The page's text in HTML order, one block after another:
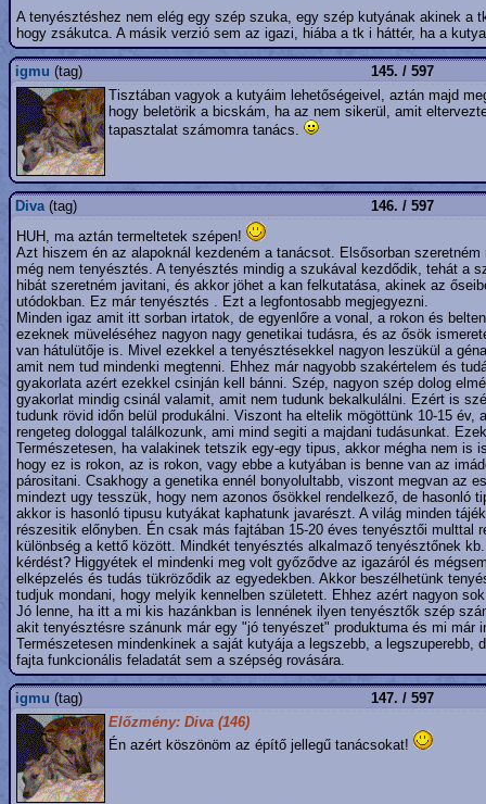
A tenyésztéshez nem elég egy szép szuka, egy szép kutyának akinek a
hogy zsákutca. A másik verzió sem az igazi, hiába a tk i háttér, ha a
igmu (tag)
145. / 597
Tisztában vagyok a kutyáim lehetőségeivel, aztán majd
hogy beletörik a bicskám, ha az nem sikerül, amit
tapasztalat számomra tanács.
Diva(tag)
146. / 597
HUH, ma aztán termeltetek szépen!
Azt hiszem én az alapoknál kezdeném a tanácsot. Elsősorban
még nem tenyésztés. A tenyésztés mindig a szukával kezdődik, tehát a
hibát szeretném javitani, és akkor jöhet a kan felkutatása, akinek az
utódokban. Ez már tenyésztés . Ezt a legfontosabb megjegyezni.
Minden igaz amit itt sorban irtatok, de egyenlőre a vonal, a rokon és
ezeknek müveléséhez nagyon nagy genetikai tudásra, és az ősök
van hátulütője is. Mivel ezekkel a tenyésztésekkel nagyon leszükül a
amit nem tud mindenki megtenni. Ehhez már nagyobb szakértelem és
gyakorlata azért ezekkel csinján kell bánni. Szép, nagyon szép dolog
gyakorlat mindig csinál valamit, amit nem tudunk bekalkulálni. Ezért is
tudunk rövid időn belül produkálni. Viszont ha eltelik mögöttünk 10-15
rengeteg dologgal találkozunk, ami mind segiti a majdani tudásunkat.
Természetesen, ha valakinek tetszik egy-egy tipus, akkor mégha nem
hogy ez is rokon, az is rokon, vagy ebbe a kutyában is benne van az
párositani. Csakhogy a genetika ennél bonyolultabb, viszont megvan az
mindezt ugy tesszük, hogy nem azonos ősökkel rendelkező, de hasonló
akkor is hasonló tipusu kutyákat kaphatunk javarészt. A világ minden
részesitik előnyben. Én csak más fajtában 15-20 éves tenyésztői multtal
különbség a kettő között. Mindkét tenyésztés alkalmaző tenyésztőnek
kérdést? Higgyétek el mindenki meg volt győződve az igazáról és
elképzelés és tudás tükröződik az egyedekben. Akkor beszélhetünk
tudjuk mondani, hogy melyik kennelben született. Ehhez azért nagyon
Jó lenne, ha itt a mi kis hazánkban is lennének ilyen tenyésztők szép
akit tenyésztésre szánunk már egy "jó tenyészet" produktuma és mi már
Természetesen mindenkinek a saját kutyája a legszebb, a
fajta funkcionális feladatát sem a szépség rovására.
igmu (tag)
147. / 597
Előzmény: Diva (146)
Én azért köszönöm az építő jellegű tanácsokat!